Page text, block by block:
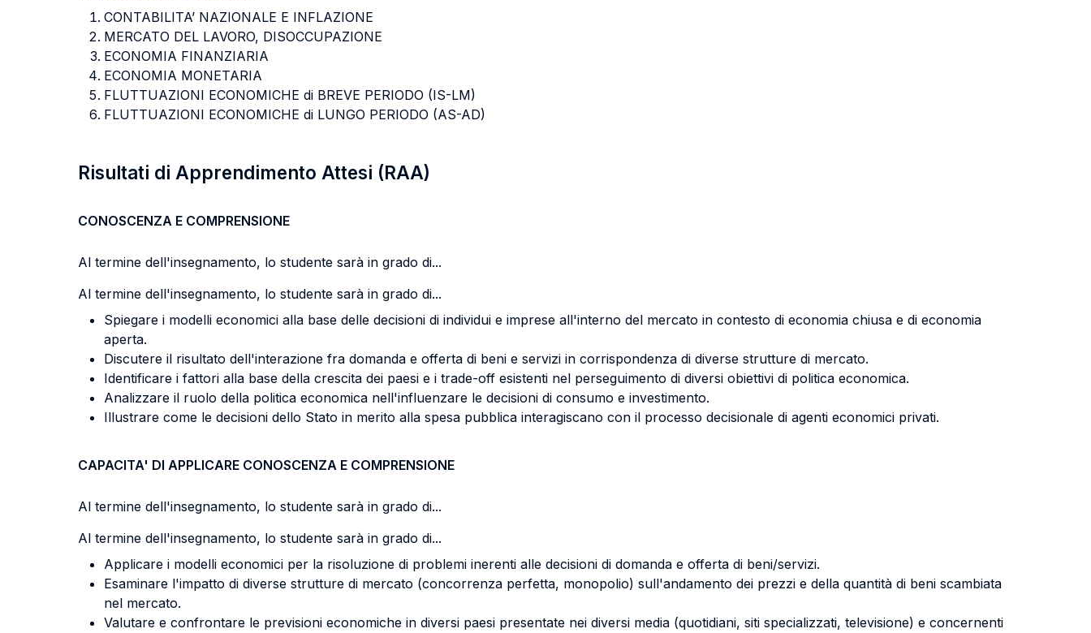
CONTABILITA’ NAZIONALE E INFLAZIONE
MERCATO DEL LAVORO, DISOCCUPAZIONE
ECONOMIA FINANZIARIA
ECONOMIA MONETARIA
FLUTTUAZIONI ECONOMICHE di BREVE PERIODO (IS-LM)
FLUTTUAZIONI ECONOMICHE di LUNGO PERIODO (AS-AD)
Risultati di Apprendimento Attesi (RAA)
CONOSCENZA E COMPRENSIONE
Al termine dell'insegnamento, lo studente sarà in grado di...
Al termine dell'insegnamento, lo studente sarà in grado di...
Spiegare i modelli economici alla base delle decisioni di individui e imprese all'interno del mercato in contesto di economia chiusa e di economia
aperta.
Discutere il risultato dell'interazione fra domanda e offerta di beni e servizi in corrispondenza di diverse strutture di mercato.
Identificare i fattori alla base della crescita dei paesi e i trade-off esistenti nel perseguimento di diversi obiettivi di politica economica.
Analizzare il ruolo della politica economica nell'influenzare le decisioni di consumo e investimento.
Illustrare come le decisioni dello Stato in merito alla spesa pubblica interagiscano con il processo decisionale di agenti economici privati.
CAPACITA' DI APPLICARE CONOSCENZA E COMPRENSIONE
Al termine dell'insegnamento, lo studente sarà in grado di...
Al termine dell'insegnamento, lo studente sarà in grado di...
Applicare i modelli economici per la risoluzione di problemi inerenti alle decisioni di domanda e offerta di beni/servizi.
Esaminare l'impatto di diverse strutture di mercato (concorrenza perfetta, monopolio) sull'andamento dei prezzi e della quantità di beni scambiata
nel mercato.
Valutare e confrontare le previsioni economiche in diversi paesi presentate nei diversi media (quotidiani, siti specializzati, televisione) e concernenti